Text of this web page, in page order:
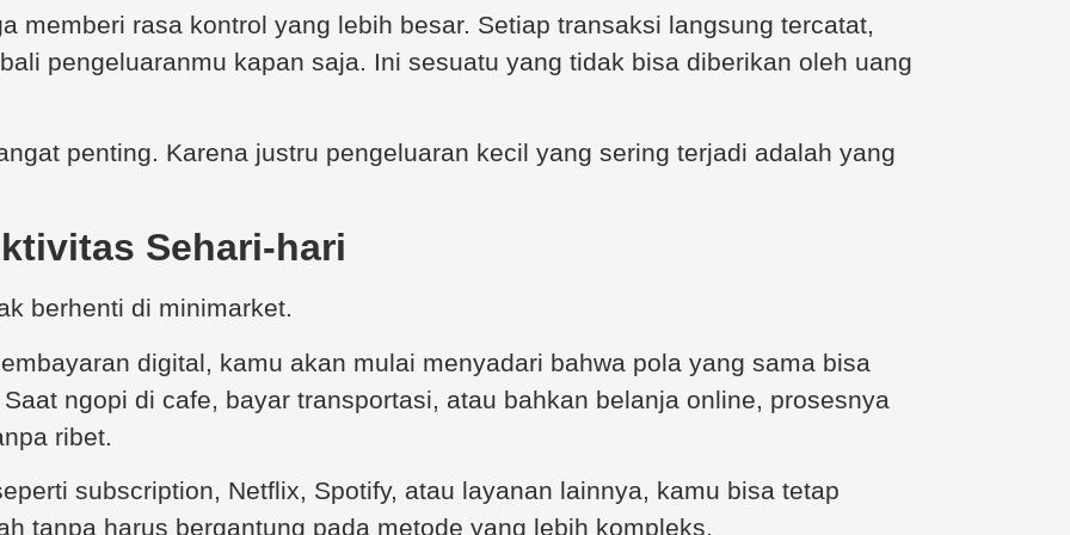
memberi rasa kontrol yang lebih besar. Setiap transaksi langsung tercatat,
pengeluaranmu kapan saja. Ini sesuatu yang tidak bisa diberikan oleh uang
penting. Karena justru pengeluaran kecil yang sering terjadi adalah yang
Sehari-hari
berhenti di minimarket.
digital, kamu akan mulai menyadari bahwa pola yang sama bisa
ngopi di cafe, bayar transportasi, atau bahkan belanja online, prosesnya
ribet.
subscription, Netflix, Spotify, atau layanan lainnya, kamu bisa tetap
tanpa harus bergantung pada metode yang lebih kompleks.